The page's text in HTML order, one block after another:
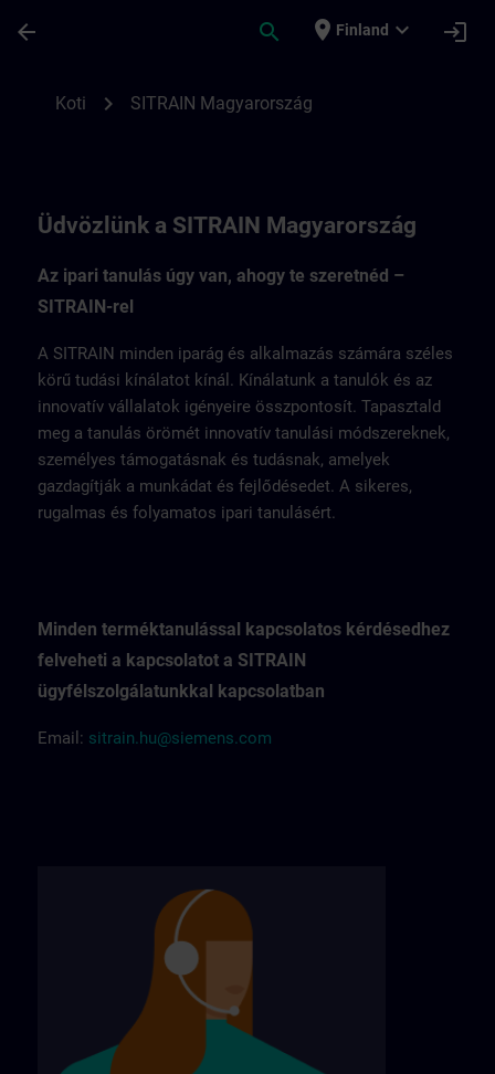
arrow_back search place Finland expand_more login
Koti chevron_right SITRAIN Magyarország
Üdvözlünk a SITRAIN Magyarország
Az ipari tanulás úgy van, ahogy te szeretnéd –
SITRAIN-rel
A SITRAIN minden iparág és alkalmazás számára széles
körű tudási kínálatot kínál. Kínálatunk a tanulók és az
innovatív vállalatok igényeire összpontosít. Tapasztald
meg a tanulás örömét innovatív tanulási módszereknek,
személyes támogatásnak és tudásnak, amelyek
gazdagítják a munkádat és fejlődésedet. A sikeres,
rugalmas és folyamatos ipari tanulásért.
Minden terméktanulással kapcsolatos kérdésedhez
felveheti a kapcsolatot a SITRAIN
ügyfélszolgálatunkkal kapcsolatban
Email: sitrain.hu@siemens.com